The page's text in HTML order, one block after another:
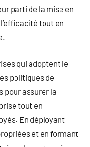
parti de la mise en
tout en
qui adoptent le
politiques de
pour assurer la
tout en
En déployant
et en formant